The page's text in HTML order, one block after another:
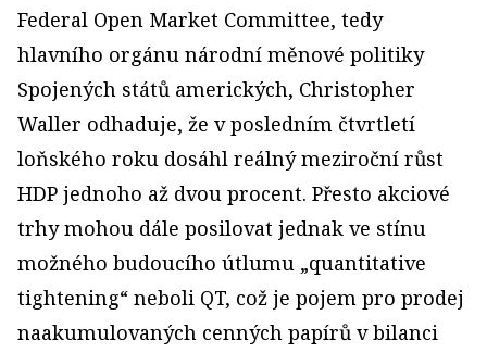
Federal Open Market Committee, tedy
hlavního orgánu národní měnové politiky
Spojených států amerických, Christopher
Waller odhaduje, že v posledním čtvrtletí
loňského roku dosáhl reálný meziroční růst
HDP jednoho až dvou procent. Přesto akciové
trhy mohou dále posilovat jednak ve stínu
možného budoucího útlumu „quantitative
tightening“ neboli QT, což je pojem pro prodej
naakumulovaných cenných papírů v bilanci